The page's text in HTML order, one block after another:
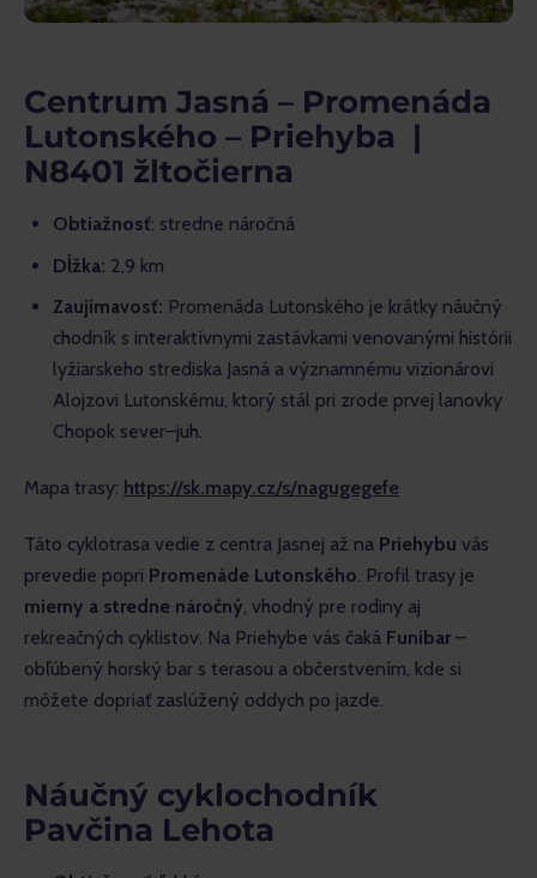
Centrum Jasná – Promenáda
Lutonského – Priehyba |
N8401 žltočierna
Obtiažnosť: stredne náročná
Dĺžka: 2,9 km
Zaujímavosť: Promenáda Lutonského je krátky náučný
chodník s interaktívnymi zastávkami venovanými histórii
lyžiarskeho strediska Jasná a významnému vizionárovi
Alojzovi Lutonskému, ktorý stál pri zrode prvej lanovky
Chopok sever–juh.
Mapa trasy: https://sk.mapy.cz/s/nagugegefe
Táto cyklotrasa vedie z centra Jasnej až na Priehybu vás
prevedie popri Promenáde Lutonského. Profil trasy je
mierny a stredne náročný, vhodný pre rodiny aj
rekreačných cyklistov. Na Priehybe vás čaká Funibar –
obľúbený horský bar s terasou a občerstvením, kde si
môžete dopriať zaslúžený oddych po jazde.
Náučný cyklochodník
Pavčina Lehota